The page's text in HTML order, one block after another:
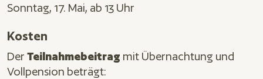
Sonntag, 17. Mai, ab 13 Uhr
Kosten
Der Teilnahmebeitrag mit Übernachtung und
Vollpension beträgt: